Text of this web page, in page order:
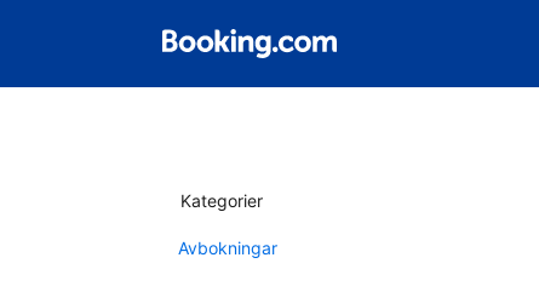
Kategorier
Avbokningar